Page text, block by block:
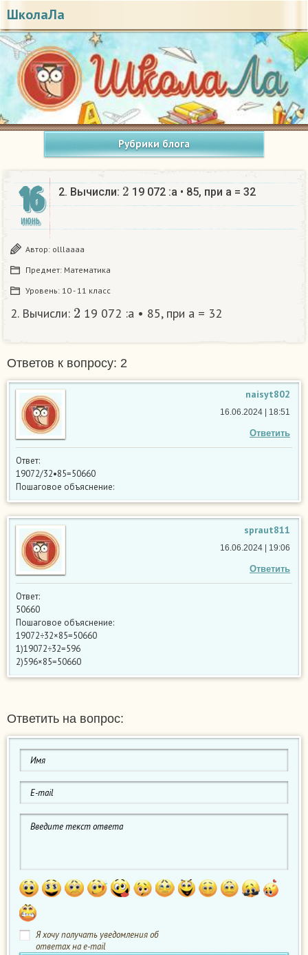
ШколаЛа
Рубрики блога
16
ИЮНЬ
2. Вычисли:
2
19 072 :a • 85, при а = 32​
Автор: olllaaaa
Предмет: Математика
Уровень: 10 - 11 класс
2. Вычисли:
2
19 072 :a • 85, при а = 32​
Ответов к вопросу: 2
naisyt802
Ответить
16.06.2024 | 18:51
Ответ:
19072/32•85=50660
Пошаговое объяснение:
spraut811
Ответить
16.06.2024 | 19:06
Ответ:
50660
Пошаговое объяснение:
19072÷32×85=50660
1)19072÷32=596
2)596×85=50660
Ответить на вопрос:
Я хочу получать уведомления об
ответах на e-mail